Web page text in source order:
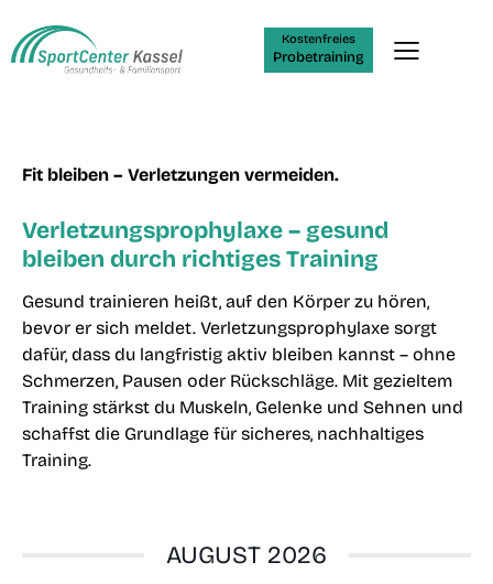
Kostenfreies
Probetraining
Fit bleiben – Verletzungen vermeiden.
Verletzungsprophylaxe – gesund
bleiben durch richtiges Training
Gesund trainieren heißt, auf den Körper zu hören,
bevor er sich meldet. Verletzungsprophylaxe sorgt
dafür, dass du langfristig aktiv bleiben kannst – ohne
Schmerzen, Pausen oder Rückschläge. Mit gezieltem
Training stärkst du Muskeln, Gelenke und Sehnen und
schaffst die Grundlage für sicheres, nachhaltiges
Training.
AUGUST 2026